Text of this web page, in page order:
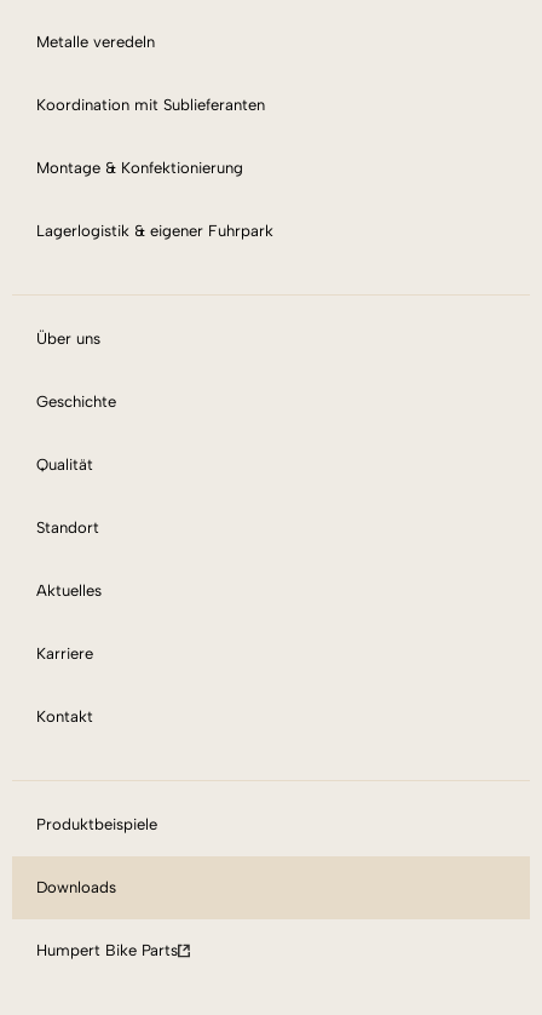
Metalle veredeln
Koordination mit Sublieferanten
Montage & Konfektionierung
Lagerlogistik & eigener Fuhrpark
Über uns
Geschichte
Qualität
Standort
Aktuelles
Karriere
Kontakt
Produktbeispiele
Downloads
Humpert Bike Parts